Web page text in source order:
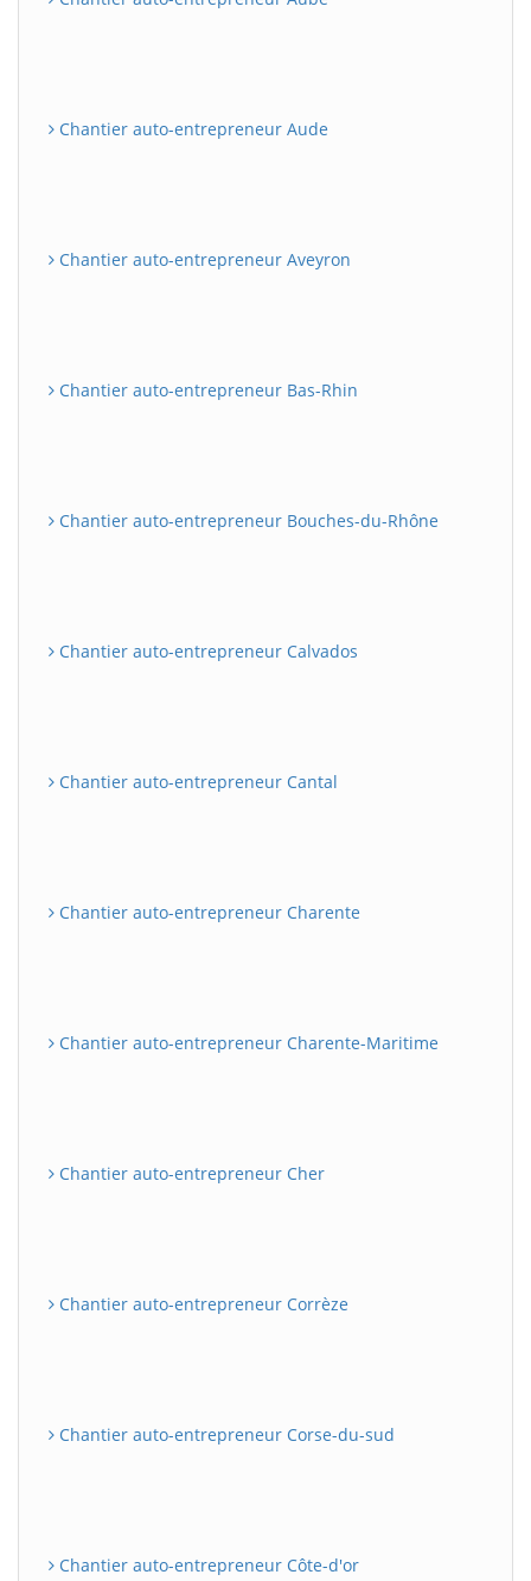
Chantier auto-entrepreneur Aude
Chantier auto-entrepreneur Aveyron
Chantier auto-entrepreneur Bas-Rhin
Chantier auto-entrepreneur Bouches-du-Rhône
Chantier auto-entrepreneur Calvados
Chantier auto-entrepreneur Cantal
Chantier auto-entrepreneur Charente
Chantier auto-entrepreneur Charente-Maritime
Chantier auto-entrepreneur Cher
Chantier auto-entrepreneur Corrèze
Chantier auto-entrepreneur Corse-du-sud
Chantier auto-entrepreneur Côte-d'or